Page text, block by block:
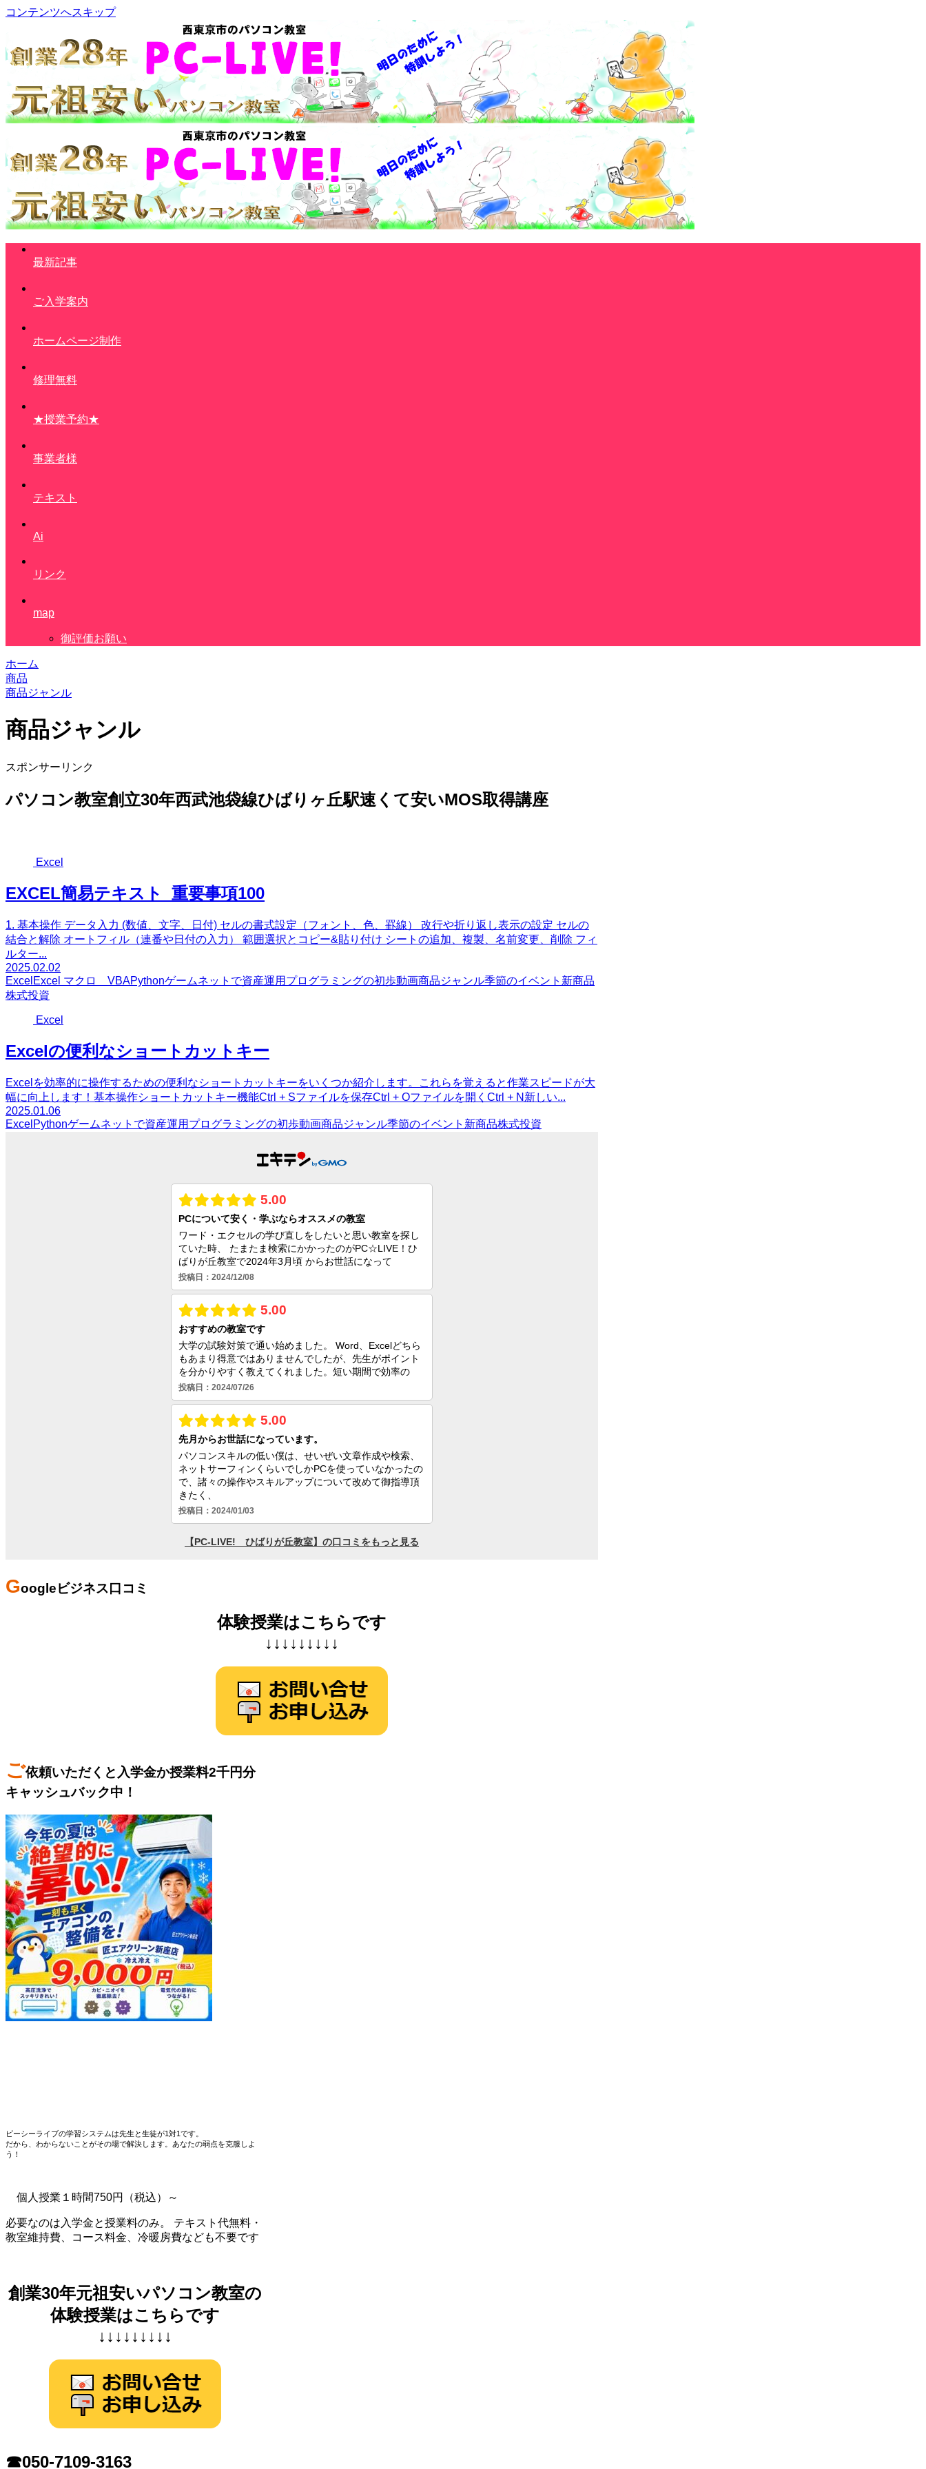
コンテンツへスキップ
最新記事
ご入学案内
ホームページ制作
修理無料
★授業予約★
事業者様
テキスト
Ai
リンク
map
御評価お願い
ホーム
商品
商品ジャンル
商品ジャンル
スポンサーリンク
パソコン教室創立30年西武池袋線ひばりヶ丘駅速くて安いMOS取得講座
Excel
EXCEL簡易テキスト_重要事項100
1. 基本操作 データ入力 (数値、文字、日付) セルの書式設定（フォント、色、罫線） 改行や折り返し表示の設定 セルの
結合と解除 オートフィル（連番や日付の入力） 範囲選択とコピー&貼り付け シートの追加、複製、名前変更、削除 フィ
ルター...
2025.02.02
Excel Excel マクロ VBAPythonゲームネットで資産運用 プログラミングの初歩動画商品ジャンル季節のイベント 新商品
株式投資
Excel
Excelの便利なショートカットキー
Excelを効率的に操作するための便利なショートカットキーをいくつか紹介します。これらを覚えると作業スピードが大
幅に向上します！基本操作ショートカットキー機能Ctrl + Sファイルを保存Ctrl + Oファイルを開くCtrl + N新しい...
2025.01.06
Excel Pythonゲームネットで資産運用 プログラミングの初歩動画商品ジャンル季節のイベント 新商品株式投資
Googleビジネス口コミ
体験授業はこちらです
↓↓↓↓↓↓↓↓↓
ご依頼いただくと入学金か授業料2千円分
キャッシュバック中！
ピーシーライブの学習システムは先生と生徒が1対1です。
だから、わからないことがその場で解決します。あなたの弱点を克服しよ
う！
個人授業１時間750円（税込）～
必要なのは入学金と授業料のみ。 テキスト代無料・
教室維持費、コース料金、冷暖房費なども不要です
創業30年元祖安いパソコン教室の
体験授業はこちらです
↓↓↓↓↓↓↓↓↓
☎050-7109-3163